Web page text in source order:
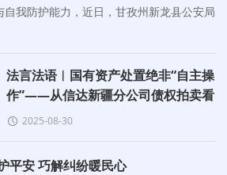
我防护能力，近日，甘孜州新龙县公安局
，以“实战化
法言法语︱国有资产处置绝非“自主操
作”——从信达新疆分公司债权拍卖看
处置边界
2025-08-30
平安 巧解纠纷暖民心